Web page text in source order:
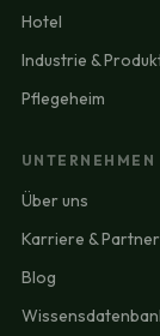
Hotel
Industrie &
Pflegeheim
UNTERNEHMEN
Über uns
Karriere & Partner
Blog